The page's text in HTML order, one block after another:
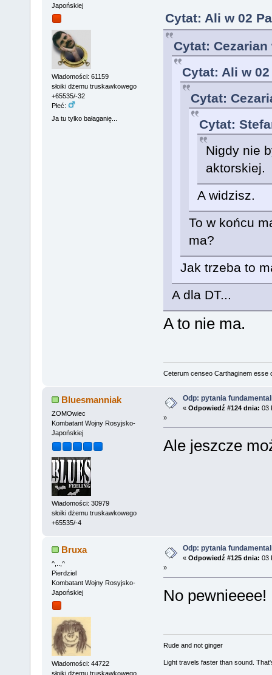
Japońskiej
Wiadomości: 61159
słoiki dżemu truskawkowego
+65535/-32
Płeć:
Ja tu tylko bałaganię...
Cytat: Ali w 02
Cytat: Cezarian
Cytat: Ali w
Cytat:
Cytat:
Nigdy nie
aktorskiej.
A widzisz.
To w końcu
ma?
Jak trzeba to
A dla DT...
A to nie ma.
Ceterum censeo Carthaginem esse
Bluesmanniak
ZOMOwiec
Kombatant Wojny Rosyjsko-
Japońskiej
Wiadomości: 30979
słoiki dżemu truskawkowego
+65535/-4
Odp: pytania
« Odpowiedź #124 dnia: 03
»
Ale jeszcze
Bruxa
^,..,^
Pierdziel
Kombatant Wojny Rosyjsko-
Japońskiej
Wiadomości: 44722
słoiki dżemu truskawkowego
Odp: pytania
« Odpowiedź #125 dnia: 03
»
No pewnieeee!
Rude and not ginger
Light travels faster than sound.